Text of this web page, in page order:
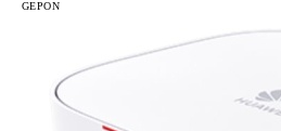
GEPON